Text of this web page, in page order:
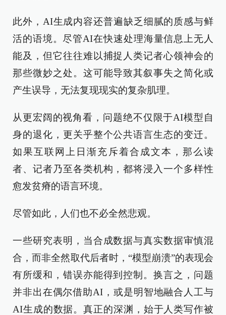
此外，AI生成内容还普遍缺乏细腻的质感与鲜
活的语境。尽管AI在快速处理海量信息上无人
能及，但它往往难以捕捉人类记者心领神会的
那些微妙之处。这可能导致其叙事失之简化或
产生误导，无法复现现实的复杂肌理。
从更宏阔的视角看，问题绝不仅限于AI模型自
身的退化，更关乎整个公共语言生态的变迁。
如果互联网上日渐充斥着合成文本，那么读
者、记者乃至各类机构，都将浸入一个多样性
愈发贫瘠的语言环境。
尽管如此，人们也不必全然悲观。
一些研究表明，当合成数据与真实数据审慎混
合，而非全然取代后者时，“模型崩溃”的表现会
有所缓和，错误亦能得到控制。换言之，问题
并非出在偶尔借助AI，或是明智地融合人工与
AI生成的数据。真正的深渊，始于人类写作被